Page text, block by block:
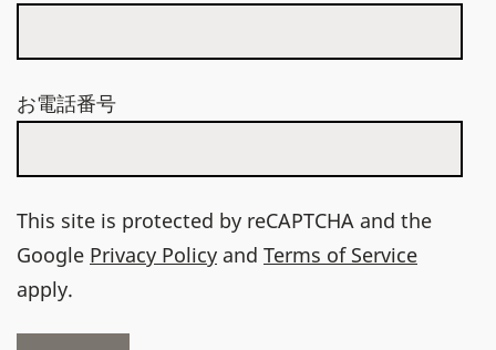
お電話番号
This site is protected by reCAPTCHA and the
Google Privacy Policy and Terms of Service
apply.